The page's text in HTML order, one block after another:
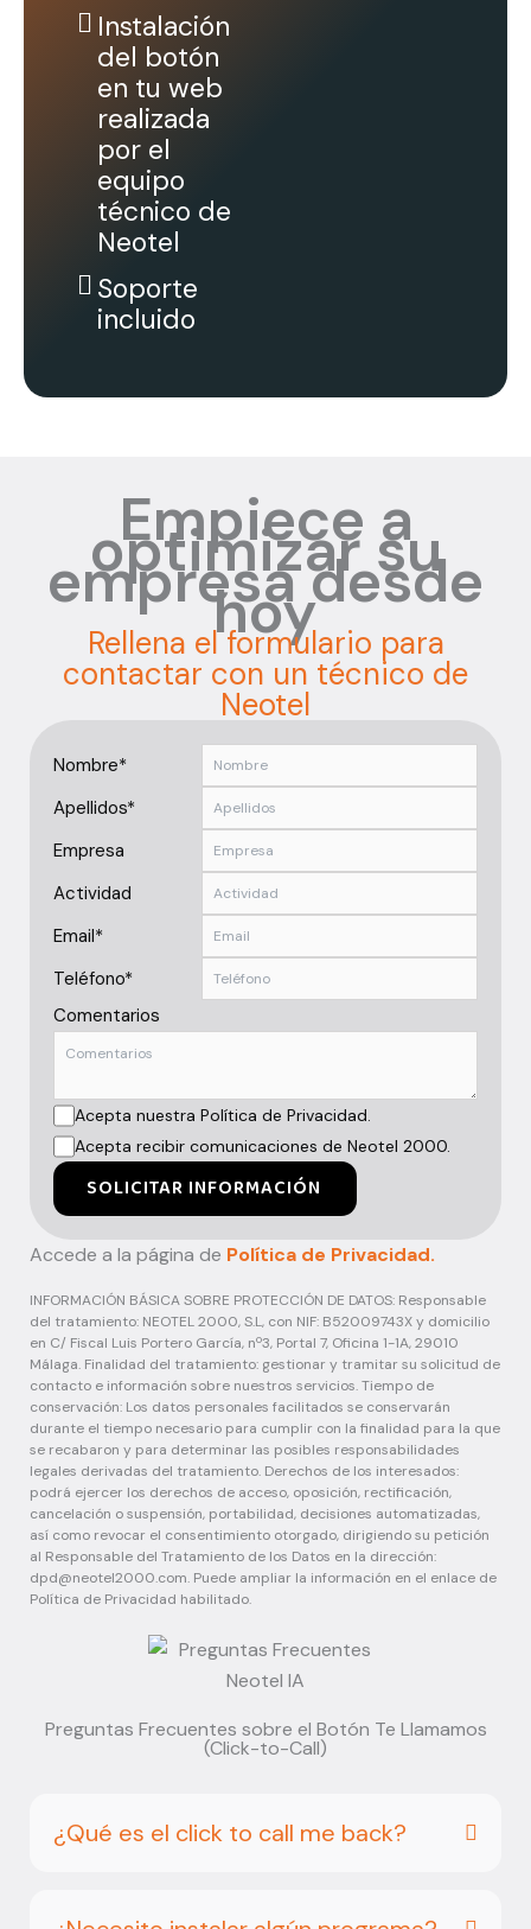
Instalación
del botón
en tu web
realizada
por el
equipo
técnico de
Neotel
Soporte
incluido
Preguntas Frecuentes sobre el Botón Te Llamamos
(Click-to-Call)
¿Qué es el click to call me back?
Empiece a
optimizar su
empresa desde
hoy
Rellena el formulario para
contactar con un técnico de
Neotel
Nombre*
Apellidos*
Empresa
Actividad
Email*
Teléfono*
Comentarios
Acepta nuestra Política de Privacidad.
Acepta recibir comunicaciones de Neotel 2000.
SOLICITAR INFORMACIÓN
Accede a la página de Política de Privacidad.
INFORMACIÓN BÁSICA SOBRE PROTECCIÓN DE DATOS: Responsable
del tratamiento: NEOTEL 2000, S.L, con NIF: B52009743X y domicilio
en C/ Fiscal Luis Portero García, nº3, Portal 7, Oficina 1-1A, 29010
Málaga. Finalidad del tratamiento: gestionar y tramitar su solicitud de
contacto e información sobre nuestros servicios. Tiempo de
conservación: Los datos personales facilitados se conservarán
durante el tiempo necesario para cumplir con la finalidad para la que
se recabaron y para determinar las posibles responsabilidades
legales derivadas del tratamiento. Derechos de los interesados:
podrá ejercer los derechos de acceso, oposición, rectificación,
cancelación o suspensión, portabilidad, decisiones automatizadas,
así como revocar el consentimiento otorgado, dirigiendo su petición
al Responsable del Tratamiento de los Datos en la dirección:
dpd@neotel2000.com. Puede ampliar la información en el enlace de
Política de Privacidad habilitado.